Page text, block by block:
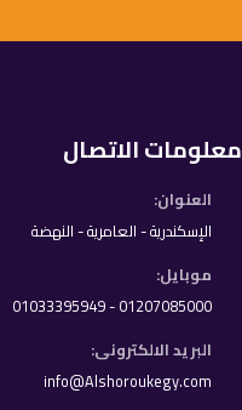
معلومات الاتصال
العنوان:
الإسكندرية - العامرية - النهضة
موبايل:
01207085000 - 01033395949
البريد الالكترونى:
info@Alshoroukegy.com